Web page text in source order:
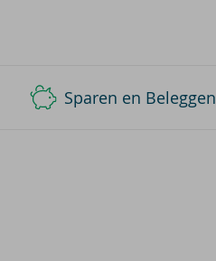
Sparen en Beleggen